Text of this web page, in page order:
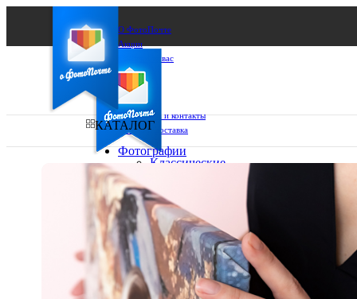
О ФотоПочте
Акции
Сделаем за вас
Бизнесу
FAQ
Франшиза
Поддержка и контакты
Оплата и доставка
Ваш город:
Ваш регион доставки
Выберите из списка:
КАТАЛОГ
Фотографии
Классические
13х18
15х15
15х20
20х20
20х30
30х30